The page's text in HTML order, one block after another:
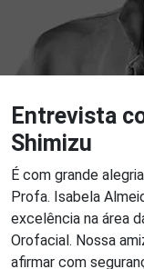
Entrevista
Shimizu
É com grande
Profa. Isabela
excelência na área
Orofacial. Nossa
afirmar com